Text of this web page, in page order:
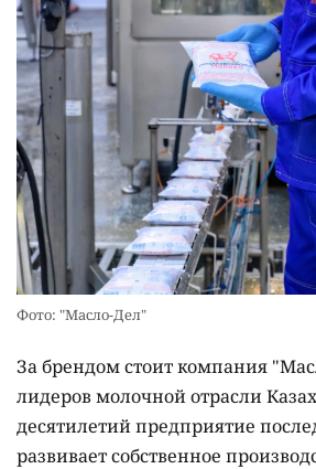
Фото: "Масло-Дел"
За брендом стоит компания
лидеров молочной отрасли
десятилетий предприятие
развивает собственное